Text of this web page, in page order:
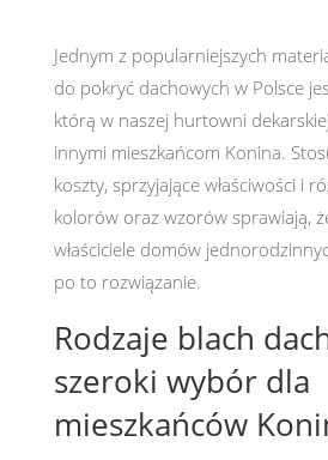
Jednym z popularniejszych
do pokryć dachowych w Polsce
którą w naszej hurtowni
innymi mieszkańcom Konina.
koszty, sprzyjające właściwości i
kolorów oraz wzorów sprawiają,
właściciele domów
po to rozwiązanie.
Rodzaje blach
szeroki wybór dla
mieszkańców